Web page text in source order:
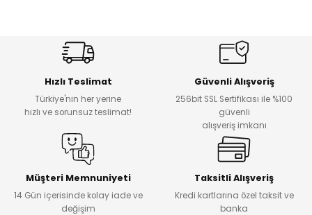
Hızlı Teslimat
Türkiye'nin her yerine
hızlı ve sorunsuz teslimat!
Güvenli Alışveriş
256bit SSL Sertifikası ile %100
güvenli
alışveriş imkanı
Müşteri Memnuniyeti
14 Gün içerisinde kolay iade ve
değişim
Taksitli Alışveriş
Kredi kartlarına özel taksit ve
banka